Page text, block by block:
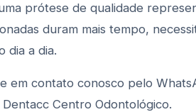
prótese de qualidade
duram mais tempo,
dia a dia.
em contato conosco pelo
Centro Odontológico.